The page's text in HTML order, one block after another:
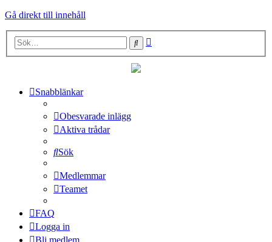
Gå direkt till innehåll
Sök
Snabblänkar
Obesvarade inlägg
Aktiva trådar
Sök
Medlemmar
Teamet
FAQ
Logga in
Bli medlem